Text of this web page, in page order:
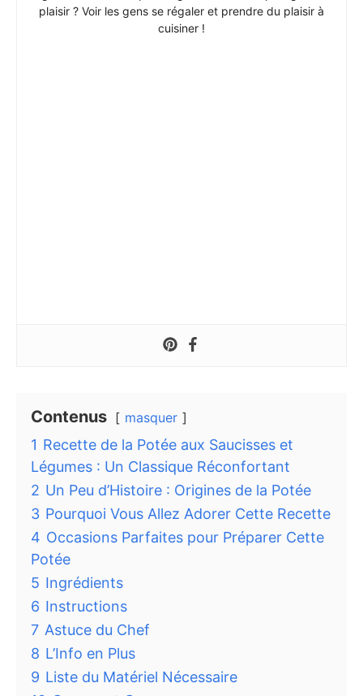
plaisir ? Voir les gens se régaler et prendre du plaisir à
cuisiner !
Contenus masquer
1 Recette de la Potée aux Saucisses et
Légumes : Un Classique Réconfortant
2 Un Peu d’Histoire : Origines de la Potée
3 Pourquoi Vous Allez Adorer Cette Recette
4 Occasions Parfaites pour Préparer Cette
Potée
5 Ingrédients
6 Instructions
7 Astuce du Chef
8 L’Info en Plus
9 Liste du Matériel Nécessaire